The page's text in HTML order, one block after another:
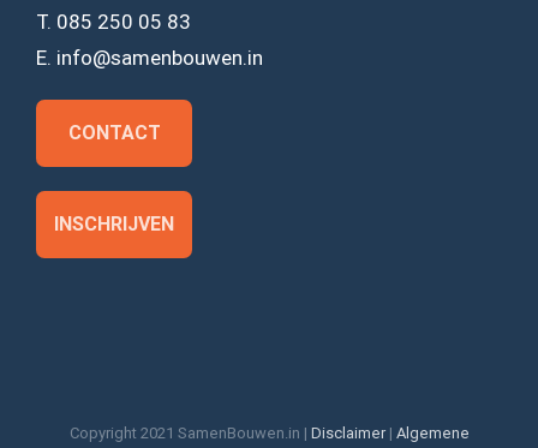
T. 085 250 05 83
E. info@samenbouwen.in
CONTACT
INSCHRIJVEN
Copyright 2021 SamenBouwen.in | Disclaimer| Algemene